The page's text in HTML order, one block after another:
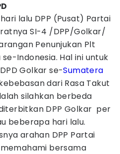
lalu DPP (Pusat) Partai
SI-4 /DPP/Golkar/
Penunjukan Plt
Indonesia. Hal ini untuk
Golkar se-Sumatera
dari Rasa Takut
silahkan berbeda
DPP Golkar per
beberapa hari lalu.
arahan DPP Partai
bersama